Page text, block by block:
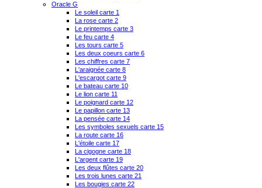
Oracle G
Le soleil carte 1
La rose carte 2
Le printemps carte 3
Le feu carte 4
Les tours carte 5
Les deux coeurs carte 6
Les chiffres carte 7
L'araignée carte 8
L'escargot carte 9
Le bateau carte 10
Le lion carte 11
Le poignard carte 12
Le papillon carte 13
La pensée carte 14
Les symboles sexuels carte 15
La route carte 16
L'étoile carte 17
La cigogne carte 18
L'argent carte 19
Les deux flûtes carte 20
Les trois lunes carte 21
Les bougies carte 22